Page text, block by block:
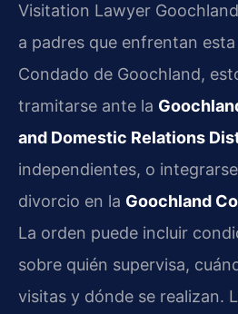
Visitation Lawyer
a padres que enfrentan
Condado de Goochland,
tramitarse ante la
and Domestic Relations
independientes, o
divorcio en la Goochland
La orden puede incluir
sobre quién supervisa,
visitas y dónde se realizan.